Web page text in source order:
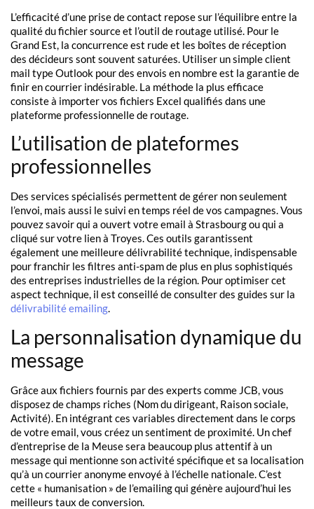
L’efficacité d’une prise de contact repose sur l’équilibre entre la
qualité du fichier source et l’outil de routage utilisé. Pour le
Grand Est, la concurrence est rude et les boîtes de réception
des décideurs sont souvent saturées. Utiliser un simple client
mail type Outlook pour des envois en nombre est la garantie de
finir en courrier indésirable. La méthode la plus efficace
consiste à importer vos fichiers Excel qualifiés dans une
plateforme professionnelle de routage.
L’utilisation de plateformes
professionnelles
Des services spécialisés permettent de gérer non seulement
l’envoi, mais aussi le suivi en temps réel de vos campagnes. Vous
pouvez savoir qui a ouvert votre email à Strasbourg ou qui a
cliqué sur votre lien à Troyes. Ces outils garantissent
également une meilleure délivrabilité technique, indispensable
pour franchir les filtres anti-spam de plus en plus sophistiqués
des entreprises industrielles de la région. Pour optimiser cet
aspect technique, il est conseillé de consulter des guides sur la
délivrabilité emailing.
La personnalisation dynamique du
message
Grâce aux fichiers fournis par des experts comme JCB, vous
disposez de champs riches (Nom du dirigeant, Raison sociale,
Activité). En intégrant ces variables directement dans le corps
de votre email, vous créez un sentiment de proximité. Un chef
d’entreprise de la Meuse sera beaucoup plus attentif à un
message qui mentionne son activité spécifique et sa localisation
qu’à un courrier anonyme envoyé à l’échelle nationale. C’est
cette « humanisation » de l’emailing qui génère aujourd’hui les
meilleurs taux de conversion.